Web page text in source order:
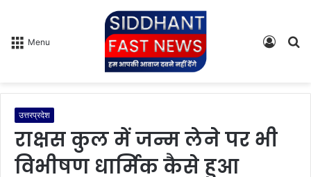
Menu
Log
उत्तरप्रदेश
राक्षस कुल में जन्म लेने पर भी
विभीषण धार्मिक कैसे हुआ